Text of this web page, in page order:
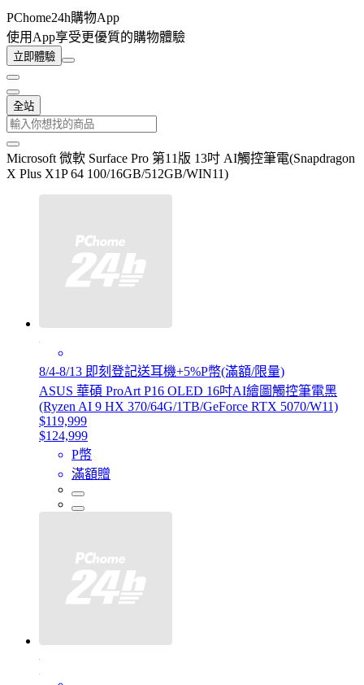
PChome24h購物App
使用App享受更優質的購物體驗
立即體驗
全站
Microsoft 微軟 Surface Pro 第11版 13吋 AI觸控筆電(Snapdragon
X Plus X1P 64 100/16GB/512GB/WIN11)
8/4-8/13 即刻登記送耳機+5%P幣(滿額/限量)
ASUS 華碩 ProArt P16 OLED 16吋AI繪圖觸控筆電黑
(Ryzen AI 9 HX 370/64G/1TB/GeForce RTX 5070/W11)
$119,999
$124,999
P幣
滿額贈